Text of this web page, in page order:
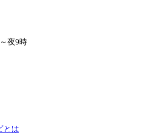
夜9時
とは